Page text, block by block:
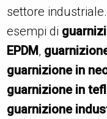
settore
esempi di
EPDM ,
guarnizione in
guarnizione in
guarnizione